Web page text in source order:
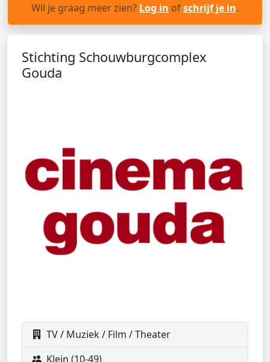
Wil je graag meer zien? Log in ofschrijf je in.
Stichting Schouwburgcomplex
Gouda
TV / Muziek / Film / Theater
Klein (10-49)